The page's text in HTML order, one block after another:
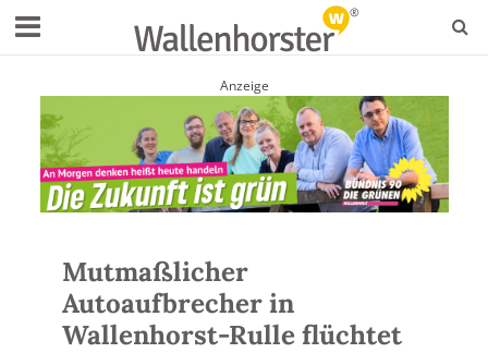
Anzeige
Mutmaßlicher
Autoaufbrecher in
Wallenhorst-Rulle flüchtet